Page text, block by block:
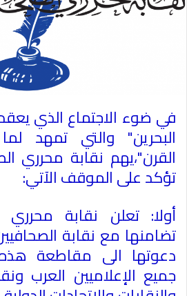
في ضوء الاجتماع الذي
البحرين" والتي تمهد
القرن"،يهم نقابة محرري
تؤكد على الموقف الآتي:
أولا: تعلن نقابة محرري
تضامنها مع نقابة
دعوتها الى مقاطعة هذه
جميع الإعلاميين العرب